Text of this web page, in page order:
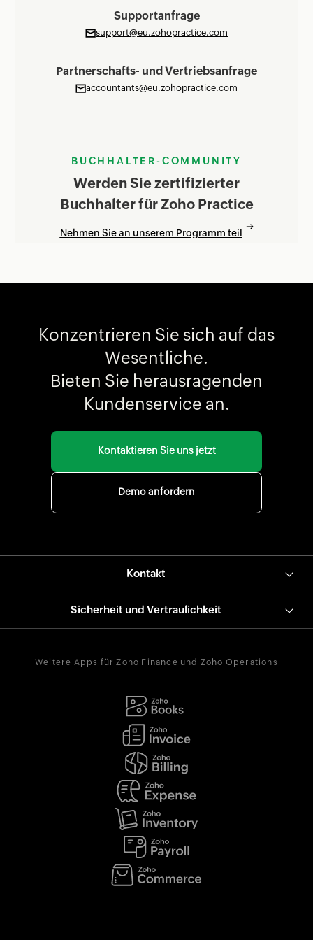
Überblick über Ihre Steuerfristen behalten.
Supportanfrage
support@eu.zohopractice.com
Partnerschafts- und Vertriebsanfrage
accountants@eu.zohopractice.com
BUCHHALTER-COMMUNITY
Werden Sie zertifizierter
Buchhalter für Zoho Practice
Nehmen Sie an unserem Programm teil
Konzentrieren Sie sich auf das
Wesentliche.
Bieten Sie herausragenden
Kundenservice an.
Kontaktieren Sie uns jetzt
Demo anfordern
Kontakt
Sicherheit und Vertraulichkeit
Weitere Apps für Zoho Finance und Zoho Operations